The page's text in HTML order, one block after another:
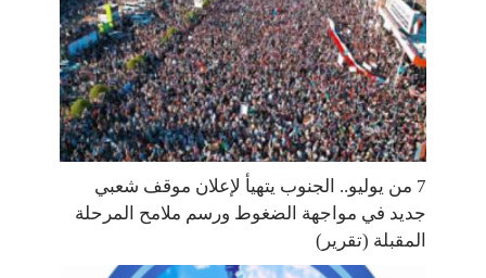
7 من يوليو.. الجنوب يتهيأ لإعلان موقف شعبي
جديد في مواجهة الضغوط ورسم ملامح المرحلة
المقبلة (تقرير)